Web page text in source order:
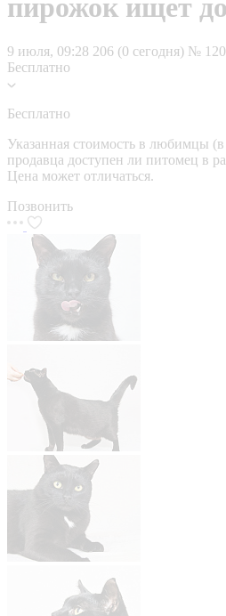
пирожок ищет
9 июля, 09:28 206 (0 сегодня) №
Бесплатно
Бесплатно
Указанная стоимость в любимцы
продавца доступен ли питомец в
Цена может отличаться.
Позвонить